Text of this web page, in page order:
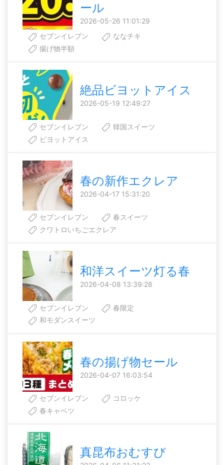
ール
2026-05-26 11:01:29
セブンイレブン
ななチキ
揚げ物半額
絶品ビヨットアイス
2026-05-19 12:49:27
セブンイレブン
韓国スイーツ
ビヨットアイス
春の新作エクレア
2026-04-17 15:31:20
セブンイレブン
春スイーツ
クワトロいちごエクレア
和洋スイーツ灯る春
2026-04-08 13:39:28
セブンイレブン
春限定
和モダンスイーツ
春の揚げ物セール
2026-04-07 16:03:54
セブンイレブン
コロッケ
春キャベツ
真昆布おむすび